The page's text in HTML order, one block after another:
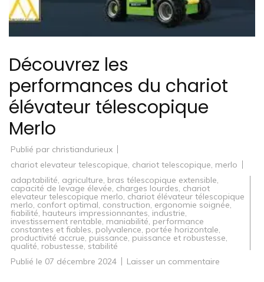
Découvrez les
performances du chariot
élévateur télescopique
Merlo
Publié par christiandurieux
chariot elevateur telescopique, chariot telescopique, merlo
adaptabilité, agriculture, bras télescopique extensible,
capacité de levage élevée, charges lourdes, chariot
elevateur telescopique merlo, chariot élévateur télescopique
merlo, confort optimal, construction, ergonomie soignée,
fiabilité, hauteurs impressionnantes, industrie,
investissement rentable, maniabilité, performance
constantes et fiables, polyvalence, portée horizontale,
productivité accrue, puissance, puissance et robustesse,
qualité, robustesse, stabilité
Publié le 07 décembre 2024 Laisser un commentaire